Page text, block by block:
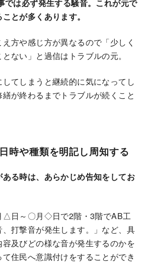
では必ず発生する騒音。これが元で
とが多くあります。
方や感じ方が異なるので「少しく
ない」と過信はトラブルの元。
てしまうと継続的に気になってし
が終わるまでトラブルが続くこと
時や種類を明記し周知する
る時は、あらかじめ告知をしてお
△日～〇月◇日で2階・3階でΑB工
打撃音が発生します。」など、具
及びどの様な音が発生するのかを
住民へ意識付けをすることができ